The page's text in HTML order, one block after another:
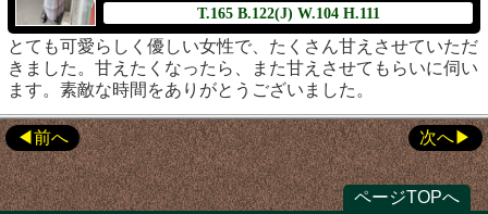
T.165 B.122(J) W.104 H.111
とても可愛らしく優しい女性で、たくさん甘えさせていただ
きました。甘えたくなったら、また甘えさせてもらいに伺い
ます。素敵な時間をありがとうございました。
前へ 次へ
ページTOPへ